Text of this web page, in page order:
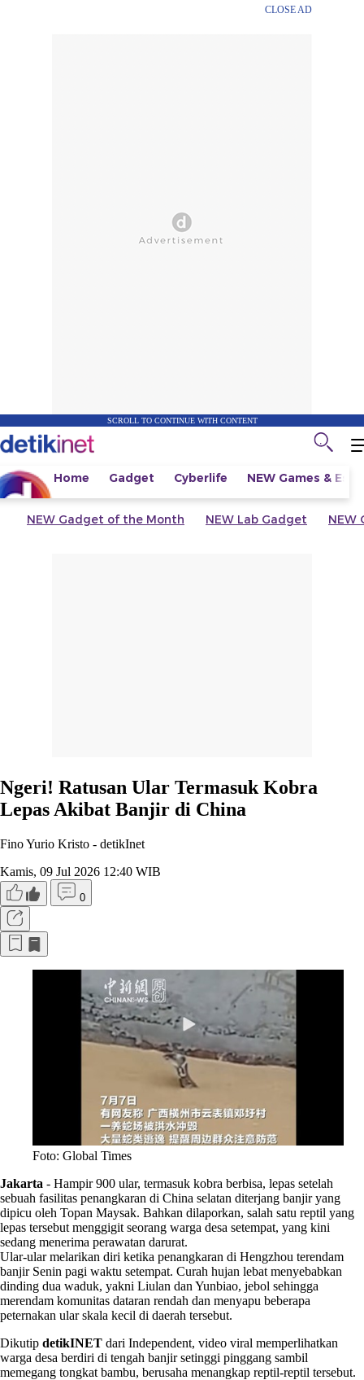
CLOSE AD
SCROLL TO CONTINUE WITH CONTENT
Home Gadget Cyberlife NEW Games &
NEW Gadget of the Month NEW Lab Gadget NEW
Ngeri! Ratusan Ular Termasuk Kobra
Lepas Akibat Banjir di China
Fino Yurio Kristo - detikInet
Kamis, 09 Jul 2026 12:40 WIB
0
Foto: Global Times
Jakarta - Hampir 900 ular, termasuk kobra berbisa, lepas setelah
sebuah fasilitas penangkaran di China selatan diterjang banjir yang
dipicu oleh Topan Maysak. Bahkan dilaporkan, salah satu reptil yang
lepas tersebut menggigit seorang warga desa setempat, yang kini
sedang menerima perawatan darurat.
Ular-ular melarikan diri ketika penangkaran di Hengzhou terendam
banjir Senin pagi waktu setempat. Curah hujan lebat menyebabkan
dinding dua waduk, yakni Liulan dan Yunbiao, jebol sehingga
merendam komunitas dataran rendah dan menyapu beberapa
peternakan ular skala kecil di daerah tersebut.
Dikutip detikINET dari Independent, video viral memperlihatkan
warga desa berdiri di tengah banjir setinggi pinggang sambil
memegang tongkat bambu, berusaha menangkap reptil-reptil tersebut.